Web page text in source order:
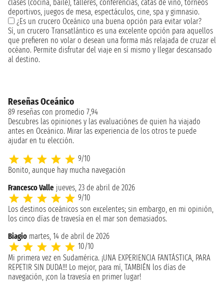
clases (cocina, baile), talleres, conferencias, catas de vino, torneos
deportivos, juegos de mesa, espectáculos, cine, spa y gimnasio.
¿Es un crucero Oceánico una buena opción para evitar volar?
Sí, un crucero Transatlántico es una excelente opción para aquellos
que prefieren no volar o desean una forma más relajada de cruzar el
océano. Permite disfrutar del viaje en sí mismo y llegar descansado
al destino.
Reseñas Oceánico
89 reseñas con promedio 7,94
Descubres las opiniones y las evaluaciónes de quien ha viajado
antes en Oceánico. Mirar las experiencia de los otros te puede
ajudar en tu elección.
9/10
Bonito, aunque hay mucha navegación
Francesco Valle jueves, 23 de abril de 2026
9/10
Los destinos oceánicos son excelentes; sin embargo, en mi opinión,
los cinco días de travesía en el mar son demasiados.
Biagio martes, 14 de abril de 2026
10/10
Mi primera vez en Sudamérica. ¡UNA EXPERIENCIA FANTÁSTICA, PARA
REPETIR SIN DUDA!!! Lo mejor, para mí, TAMBIÉN los días de
navegación, ¡con la travesía en primer lugar!